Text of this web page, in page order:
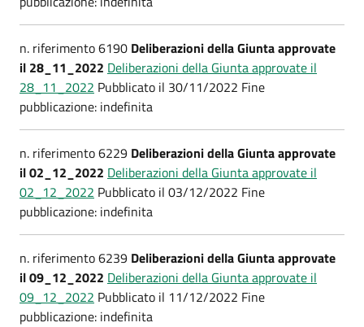
n. riferimento 6190 Deliberazioni della Giunta approvate
il 28_11_2022 Deliberazioni della Giunta approvate il
28_11_2022 Pubblicato il 30/11/2022 Fine
pubblicazione: indefinita
n. riferimento 6229 Deliberazioni della Giunta approvate
il 02_12_2022 Deliberazioni della Giunta approvate il
02_12_2022 Pubblicato il 03/12/2022 Fine
pubblicazione: indefinita
n. riferimento 6239 Deliberazioni della Giunta approvate
il 09_12_2022 Deliberazioni della Giunta approvate il
09_12_2022 Pubblicato il 11/12/2022 Fine
pubblicazione: indefinita